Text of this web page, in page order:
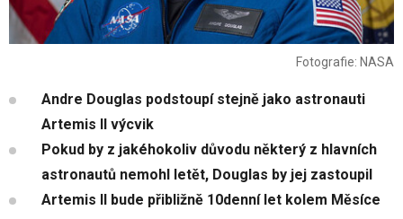
Fotografie: NASA
Andre Douglas podstoupí stejně jako astronauti
Artemis II výcvik
Pokud by z jakéhokoliv důvodu některý z hlavních
astronautů nemohl letět, Douglas by jej zastoupil
Artemis II bude přibližně 10denní let kolem Měsíce